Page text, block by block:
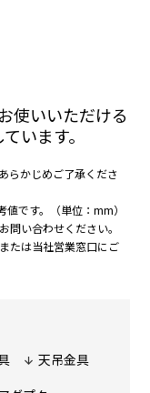
使いいただける
います。
らかじめご了承くださ
です。（単位：mm）
問い合わせください。
たは当社営業窓口にご
天吊金具